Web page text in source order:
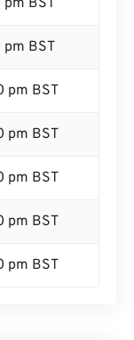
pm BST
pm BST
pm BST
pm BST
pm BST
pm BST
pm BST